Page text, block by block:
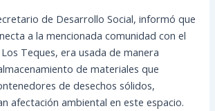
de Desarrollo Social, informó que
a la mencionada comunidad con el
Teques, era usada de manera
de materiales que
de desechos sólidos,
afectación ambiental en este espacio.